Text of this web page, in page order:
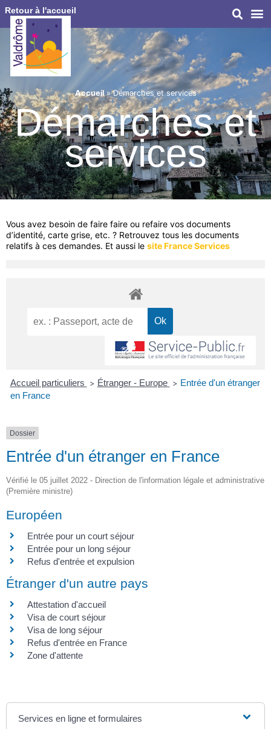
Retour à l'accueil
Accueil»Démarches et services
Démarches et
services
Vous avez besoin de faire faire ou refaire vos documents
d’identité, carte grise, etc. ? Retrouvez tous les documents
relatifs à ces demandes. Et aussi le site France Services
Accueil particuliers > Étranger - Europe > Entrée d'un étranger
en France
Dossier
Entrée d'un étranger en France
Vérifié le 05 juillet 2022 - Direction de l'information légale et administrative
(Première ministre)
Européen
Entrée pour un court séjour
Entrée pour un long séjour
Refus d'entrée et expulsion
Étranger d'un autre pays
Attestation d'accueil
Visa de court séjour
Visa de long séjour
Refus d'entrée en France
Zone d'attente
Services en ligne et formulaires